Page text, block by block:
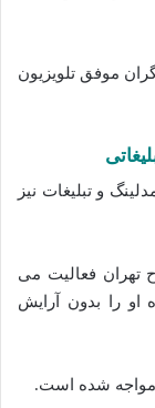
موفق تلویزیون
و تبلیغات نیز
تهران فعالیت می‌
را بدون آرایش
مواجه شده است.